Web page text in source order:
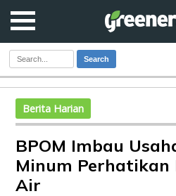
Search
Berita Harian
BPOM Imbau
Minum Perhatikan
Air